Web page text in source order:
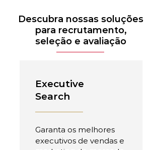
Descubra nossas soluções
para recrutamento,
seleção e avaliação
Executive
Search
Garanta os melhores
executivos de vendas e